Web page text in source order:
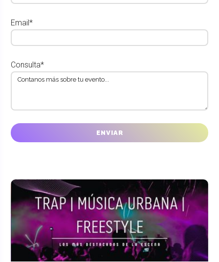
Email*
Consulta*